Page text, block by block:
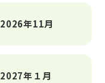
2026年11月
2027年１月